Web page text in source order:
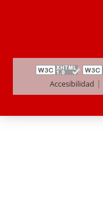
Accesibilidad |